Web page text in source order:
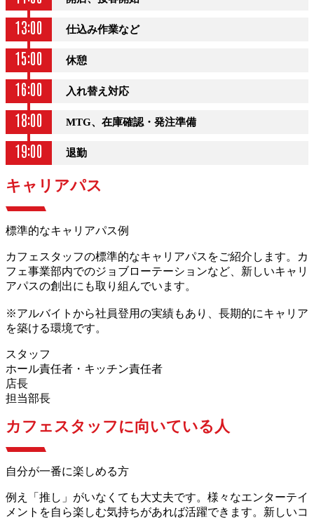
13:00 仕込み作業など
15:00 休憩
16:00 入れ替え対応
18:00 MTG、在庫確認・発注準備
19:00 退勤
キャリアパス
標準的なキャリアパス例
カフェスタッフの標準的なキャリアパスをご紹介します。カ
フェ事業部内でのジョブローテーションなど、新しいキャリ
アパスの創出にも取り組んでいます。
※アルバイトから社員登用の実績もあり、長期的にキャリア
を築ける環境です。
スタッフ
ホール責任者・キッチン責任者
店長
担当部長
カフェスタッフに向いている人
自分が一番に楽しめる方
例え「推し」がいなくても大丈夫です。様々なエンターテイ
メントを自ら楽しむ気持ちがあれば活躍できます。新しいコ